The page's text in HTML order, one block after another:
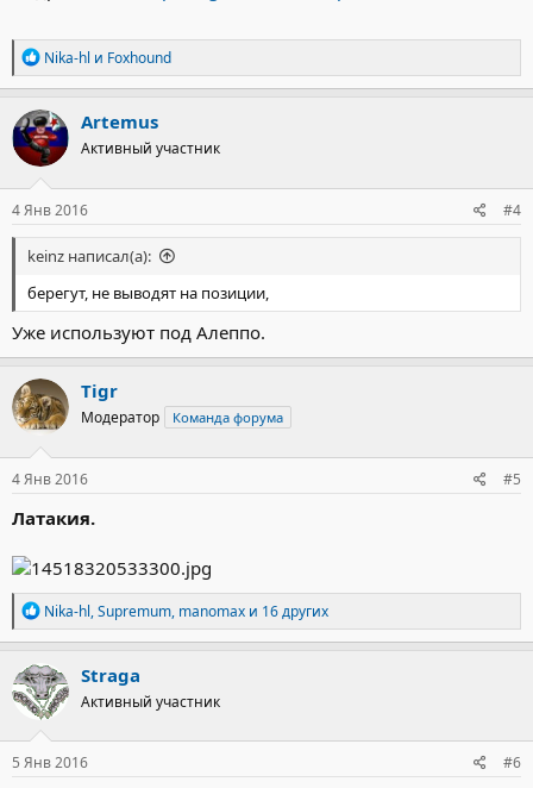
Р
е
а
к
ц
и
и
:
Nika-hl и Foxhound
Artemus
Активный участник
4 Янв 2016 #4
keinz написал(а):
берегут, не выводят на позиции,
Уже используют под Алеппо.
Tigr
Модератор Команда форума
4 Янв 2016 #5
Латакия.
Р
е
а
к
ц
и
и
:
Nika-hl,Supremum, manomax и 16 других
Straga
Активный участник
5 Янв 2016 #6